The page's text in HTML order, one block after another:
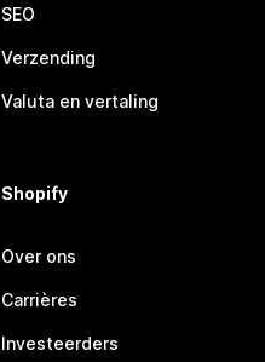
SEO
Verzending
Valuta en vertaling
Shopify
Over ons
Carrières
Investeerders